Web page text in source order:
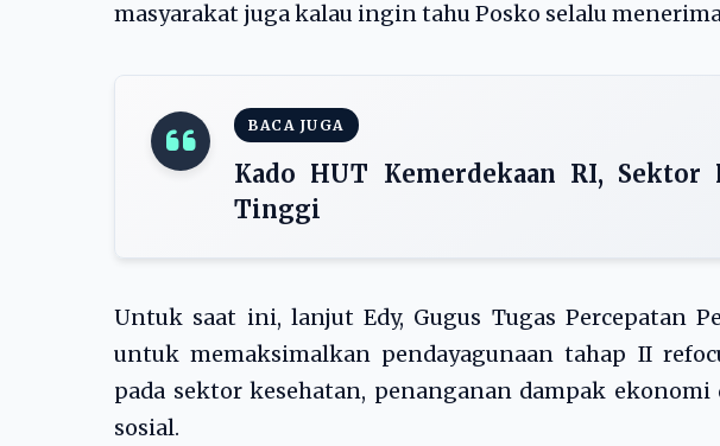
masyarakat juga kalau ingin tahu Posko selalu
BACA JUGA
Kado HUT Kemerdekaan RI,
Tinggi
Untuk saat ini, lanjut Edy, Gugus Tugas Percepatan
untuk memaksimalkan pendayagunaan tahap II
pada sektor kesehatan, penanganan dampak
sosial.